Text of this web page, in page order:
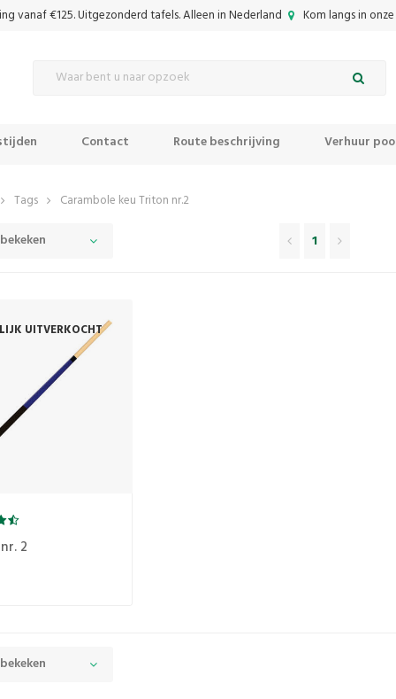
vanaf €125. Uitgezonderd tafels. Alleen in Nederland Kom langs in
Contact Route beschrijving Verhuur
Tags Carambole keu Triton nr.2
1
UITVERKOCHT
2